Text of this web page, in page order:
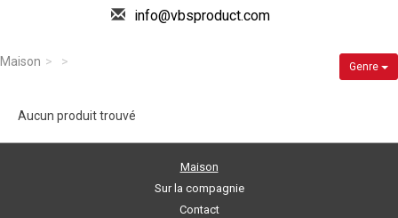
info@vbsproduct.com
Maison Genre
Aucun produit trouvé
Maison
Sur la compagnie
Contact